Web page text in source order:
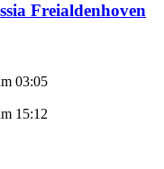
Freialdenhoven
03:05
15:12